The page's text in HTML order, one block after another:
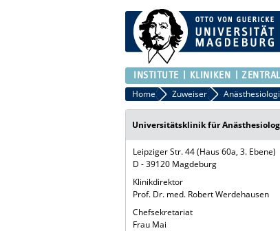
INSTITUTE KLINIKEN
Home Zuweiser
Universitätsklinik für
Leipziger Str. 44 (Haus 60a, 3. Ebene)
D - 39120 Magdeburg
Klinikdirektor
Prof. Dr. med. Robert Werdehausen
Chefsekretariat
Frau Mai